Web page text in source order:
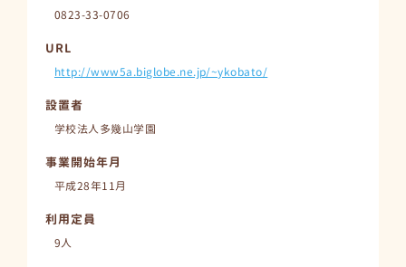
0823-33-0706
URL
http://www5a.biglobe.ne.jp/~ykobato/
設置者
学校法人多幾山学園
事業開始年月
平成28年11月
利用定員
9人